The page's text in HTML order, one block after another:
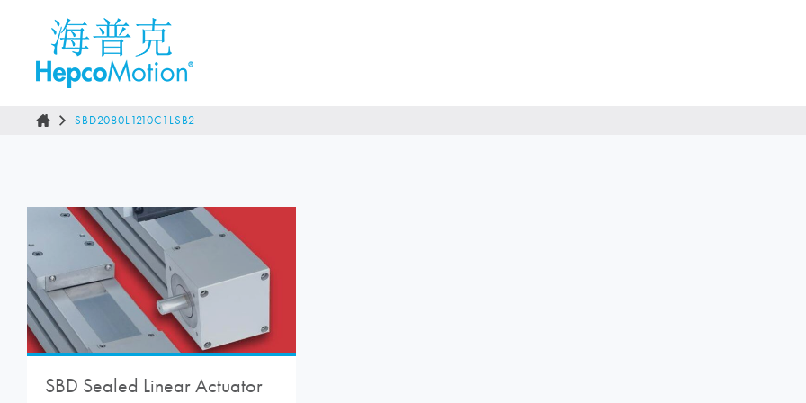
SBD2080L1210C1LSB2
SBD Sealed Linear Actuator